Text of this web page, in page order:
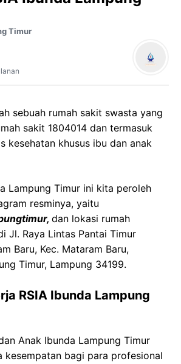
Timur
sebuah rumah sakit swasta yang
sakit 1804014 dan termasuk
kesehatan khusus ibu dan anak
Lampung Timur ini kita peroleh
resminya, yaitu
dan lokasi rumah
Jl. Raya Lintas Pantai Timur
Baru, Kec. Mataram Baru,
Timur, Lampung 34199.
RSIA Ibunda Lampung
Anak Ibunda Lampung Timur
kesempatan bagi para profesional